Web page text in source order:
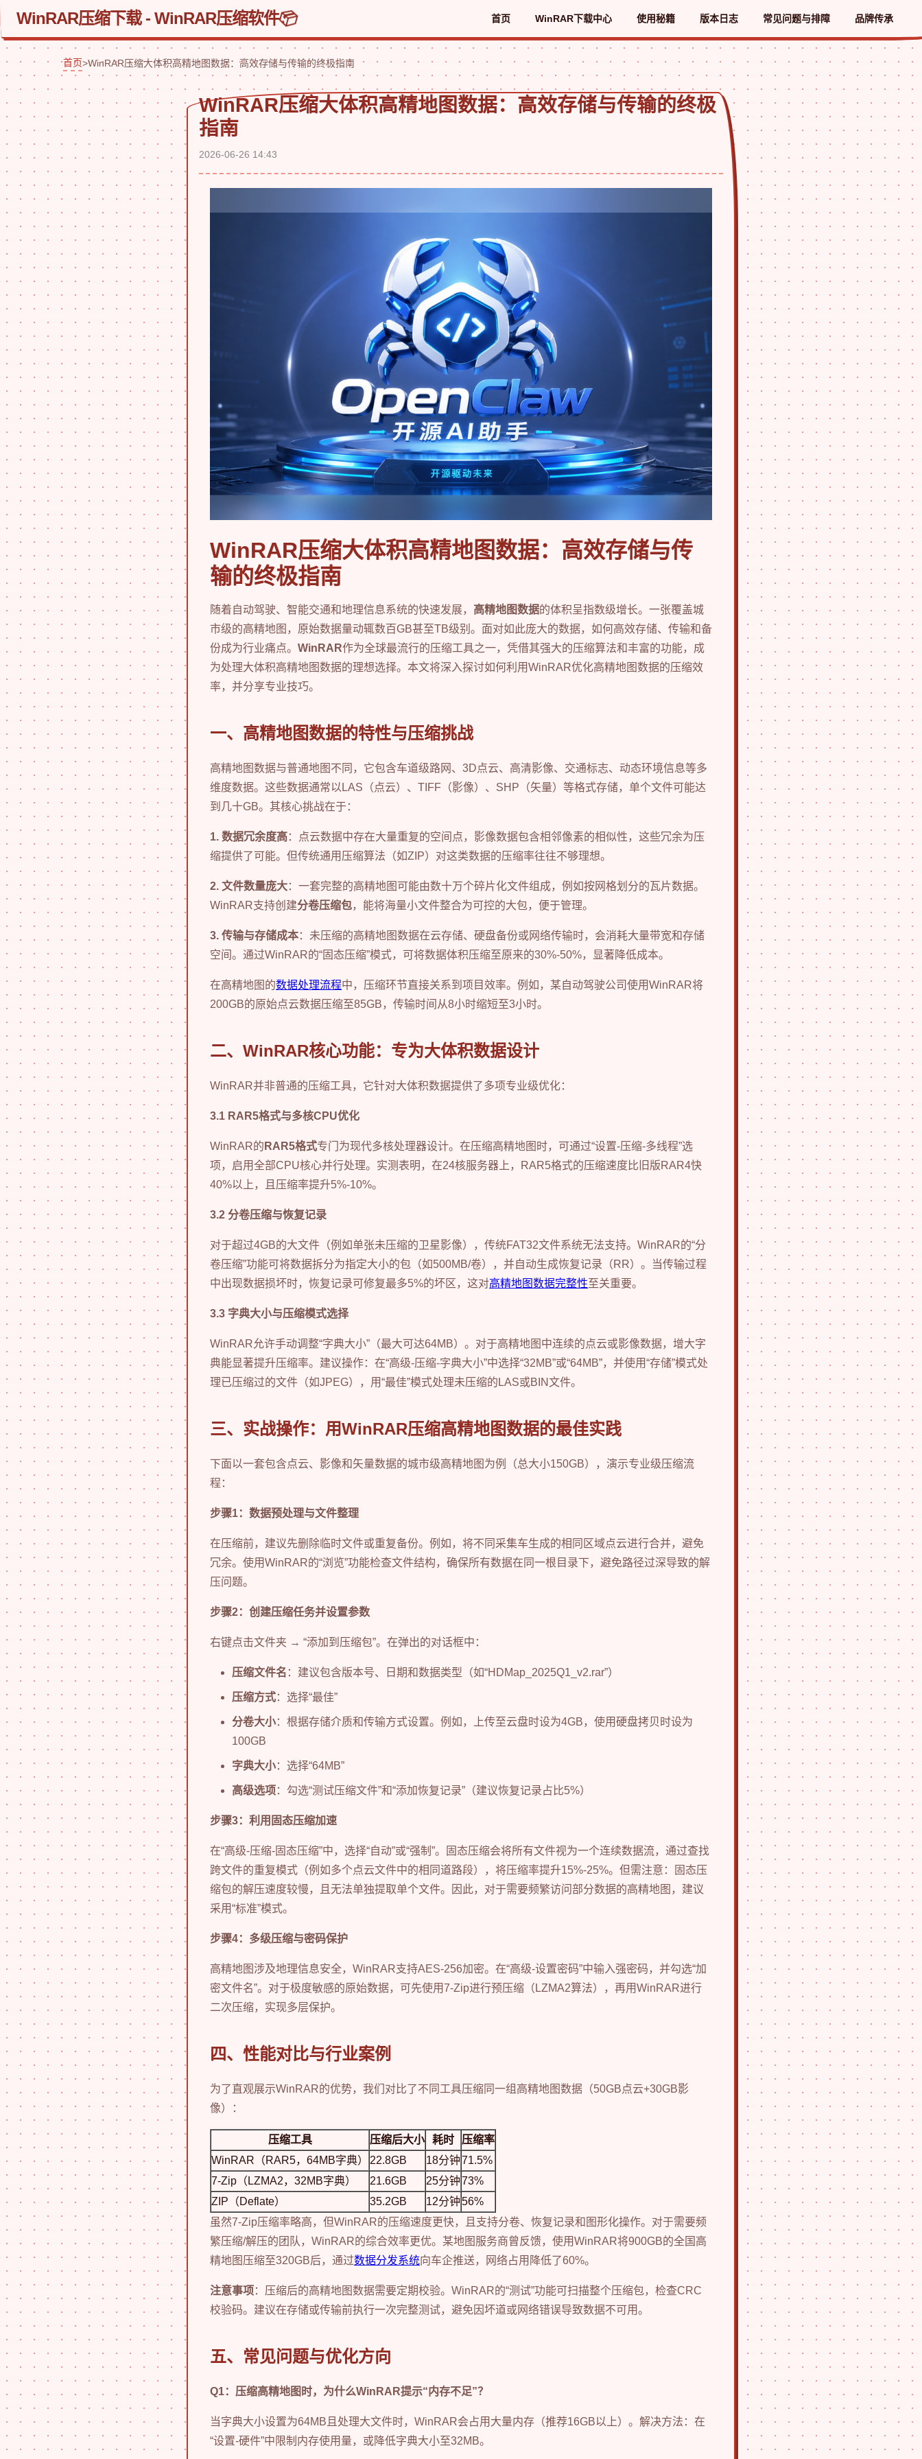
WinRAR压缩下载 - WinRAR压缩软件 首页 WinRAR下载中心 使用秘籍 版本日志 常见问题与排障 品牌传承
首页>WinRAR压缩大体积高精地图数据：高效存储与传输的终极指南
WinRAR压缩大体积高精地图数据：高效存储与传输的终极
指南
2026-06-26 14:43
WinRAR压缩大体积高精地图数据：高效存储与传
输的终极指南
随着自动驾驶、智能交通和地理信息系统的快速发展， 高精地图数据的体积呈指数级增长。一张覆盖城
市级的高精地图，原始数据量动辄数百GB甚至TB级别。面对如此庞大的数据，如何高效存储、传输和备
份成为行业痛点。 WinRAR作为全球最流行的压缩工具之一，凭借其强大的压缩算法和丰富的功能，成
为处理大体积高精地图数据的理想选择。本文将深入探讨如何利用WinRAR优化高精地图数据的压缩效
率，并分享专业技巧。
一、高精地图数据的特性与压缩挑战
高精地图数据与普通地图不同，它包含车道级路网、3D点云、高清影像、交通标志、动态环境信息等多
维度数据。这些数据通常以LAS（点云）、TIFF（影像）、SHP（矢量）等格式存储，单个文件可能达
到几十GB。其核心挑战在于：
1. 数据冗余度高：点云数据中存在大量重复的空间点，影像数据包含相邻像素的相似性，这些冗余为压
缩提供了可能。但传统通用压缩算法（如ZIP）对这类数据的压缩率往往不够理想。
2. 文件数量庞大：一套完整的高精地图可能由数十万个碎片化文件组成，例如按网格划分的瓦片数据。
WinRAR支持创建分卷压缩包，能将海量小文件整合为可控的大包，便于管理。
3. 传输与存储成本：未压缩的高精地图数据在云存储、硬盘备份或网络传输时，会消耗大量带宽和存储
空间。通过WinRAR的“固态压缩”模式，可将数据体积压缩至原来的30%-50%，显著降低成本。
在高精地图的数据处理流程中，压缩环节直接关系到项目效率。例如，某自动驾驶公司使用WinRAR将
200GB的原始点云数据压缩至85GB，传输时间从8小时缩短至3小时。
二、WinRAR核心功能：专为大体积数据设计
WinRAR并非普通的压缩工具，它针对大体积数据提供了多项专业级优化：
3.1 RAR5格式与多核CPU优化
WinRAR的 RAR5格式专门为现代多核处理器设计。在压缩高精地图时，可通过“设置-压缩-多线程”选
项，启用全部CPU核心并行处理。实测表明，在24核服务器上，RAR5格式的压缩速度比旧版RAR4快
40%以上，且压缩率提升5%-10%。
3.2 分卷压缩与恢复记录
对于超过4GB的大文件（例如单张未压缩的卫星影像），传统FAT32文件系统无法支持。WinRAR的“分
卷压缩”功能可将数据拆分为指定大小的包（如500MB/卷），并自动生成恢复记录（RR）。当传输过程
中出现数据损坏时，恢复记录可修复最多5%的坏区，这对高精地图数据完整性至关重要。
3.3 字典大小与压缩模式选择
WinRAR允许手动调整“字典大小”（最大可达64MB）。对于高精地图中连续的点云或影像数据，增大字
典能显著提升压缩率。建议操作：在“高级-压缩-字典大小”中选择“32MB”或“64MB”，并使用“存储”模式处
理已压缩过的文件（如JPEG），用“最佳”模式处理未压缩的LAS或BIN文件。
三、实战操作：用WinRAR压缩高精地图数据的最佳实践
下面以一套包含点云、影像和矢量数据的城市级高精地图为例（总大小150GB），演示专业级压缩流
程：
步骤1：数据预处理与文件整理
在压缩前，建议先删除临时文件或重复备份。例如，将不同采集车生成的相同区域点云进行合并，避免
冗余。使用WinRAR的“浏览”功能检查文件结构，确保所有数据在同一根目录下，避免路径过深导致的解
压问题。
步骤2：创建压缩任务并设置参数
右键点击文件夹 → “添加到压缩包”。在弹出的对话框中：
压缩文件名 ：建议包含版本号、日期和数据类型（如“HDMap_2025Q1_v2.rar”）
压缩方式：选择“最佳”
分卷大小：根据存储介质和传输方式设置。例如，上传至云盘时设为4GB，使用硬盘拷贝时设为
100GB
字典大小：选择“64MB”
高级选项 ：勾选“测试压缩文件”和“添加恢复记录”（建议恢复记录占比5%）
步骤3：利用固态压缩加速
在“高级-压缩-固态压缩”中，选择“自动”或“强制”。固态压缩会将所有文件视为一个连续数据流，通过查找
跨文件的重复模式（例如多个点云文件中的相同道路段），将压缩率提升15%-25%。但需注意：固态压
缩包的解压速度较慢，且无法单独提取单个文件。因此，对于需要频繁访问部分数据的高精地图，建议
采用“标准”模式。
步骤4：多级压缩与密码保护
高精地图涉及地理信息安全，WinRAR支持AES-256加密。在“高级-设置密码”中输入强密码，并勾选“加
密文件名”。对于极度敏感的原始数据，可先使用7-Zip进行预压缩（LZMA2算法），再用WinRAR进行
二次压缩，实现多层保护。
四、性能对比与行业案例
为了直观展示WinRAR的优势，我们对比了不同工具压缩同一组高精地图数据（50GB点云+30GB影
像）：
压缩工具 压缩后大小 耗时
压缩率
WinRAR（RAR5，64MB字典）
22.8GB 18分钟71.5%
7-Zip（LZMA2，32MB字典）
21.6GB 25分钟73%
ZIP（Deflate）
35.2GB 12分钟56%
虽然7-Zip压缩率略高，但WinRAR的压缩速度更快，且支持分卷、恢复记录和图形化操作。对于需要频
繁压缩/解压的团队，WinRAR的综合效率更优。某地图服务商曾反馈，使用WinRAR将900GB的全国高
精地图压缩至320GB后，通过数据分发系统向车企推送，网络占用降低了60%。
注意事项 ：压缩后的高精地图数据需要定期校验。WinRAR的“测试”功能可扫描整个压缩包，检查CRC
校验码。建议在存储或传输前执行一次完整测试，避免因坏道或网络错误导致数据不可用。
五、常见问题与优化方向
Q1：压缩高精地图时，为什么WinRAR提示“内存不足”？
当字典大小设置为64MB且处理大文件时，WinRAR会占用大量内存（推荐16GB以上）。解决方法：在
“设置-硬件”中限制内存使用量，或降低字典大小至32MB。